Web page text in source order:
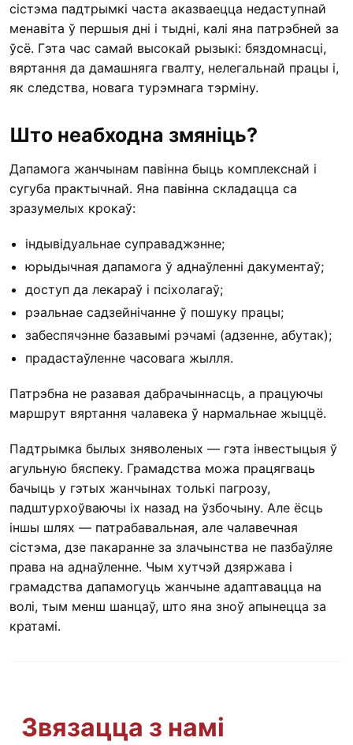
сістэма падтрымкі часта аказваецца недаступнай
менавіта ў першыя дні і тыдні, калі яна патрэбней за
ўсё. Гэта час самай высокай рызыкі: бяздомнасці,
вяртання да дамашняга гвалту, нелегальнай працы і,
як следства, новага турэмнага тэрміну.
Што неабходна змяніць?
Дапамога жанчынам павінна быць комплекснай і
сугуба практычнай. Яна павінна складацца са
зразумелых крокаў:
індывідуальнае суправаджэнне;
юрыдычная дапамога ў аднаўленні дакументаў;
доступ да лекараў і псіхолагаў;
рэальнае садзейнічанне ў пошуку працы;
забеспячэнне базавымі рэчамі (адзенне, абутак);
прадастаўленне часовага жылля.
Патрэбна не разавая дабрачыннасць, а працуючы
маршрут вяртання чалавека ў нармальнае жыццё.
Падтрымка былых зняволеных — гэта інвестыцыя ў
агульную бяспеку. Грамадства можа працягваць
бачыць у гэтых жанчынах толькі пагрозу,
падштурхоўваючы іх назад на ўзбочыну. Але ёсць
іншы шлях — патрабавальная, але чалавечная
сістэма, дзе пакаранне за злачынства не пазбаўляе
права на аднаўленне. Чым хутчэй дзяржава і
грамадства дапамогуць жанчыне адаптавацца на
волі, тым менш шанцаў, што яна зноў апынецца за
кратамі.
Звязацца з намі